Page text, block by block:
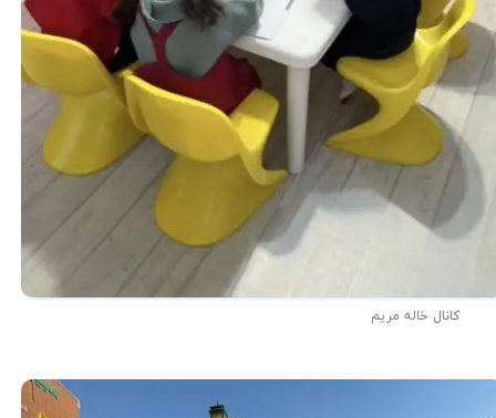
کانال خاله مریم